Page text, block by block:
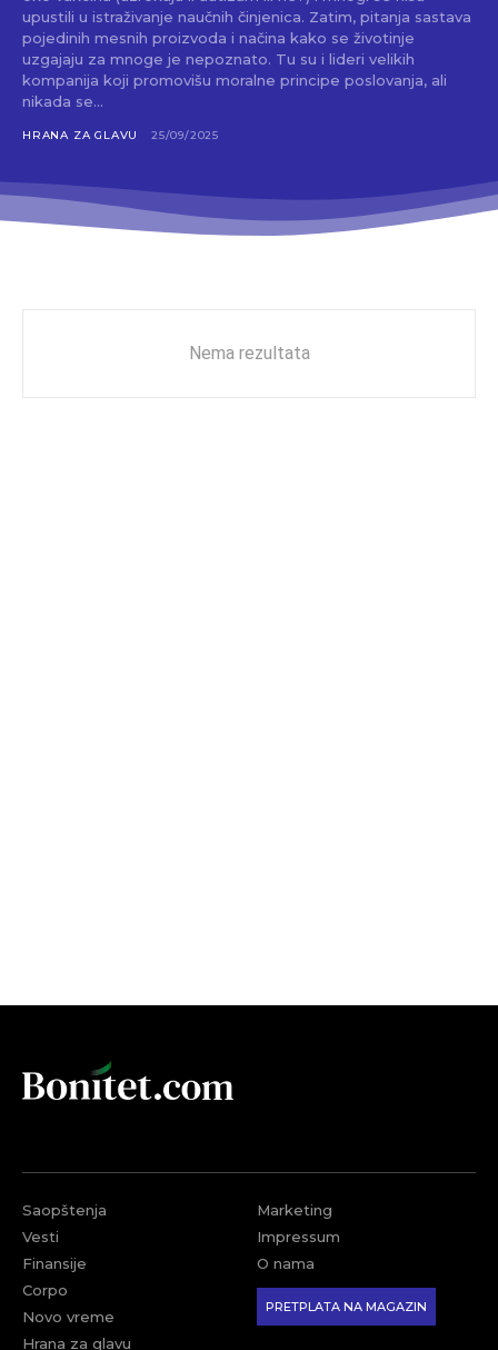
upustili u istraživanje naučnih činjenica. Zatim, pitanja sastava
pojedinih mesnih proizvoda i načina kako se životinje
uzgajaju za mnoge je nepoznato. Tu su i lideri velikih
kompanija koji promovišu moralne principe poslovanja, ali
nikada se...
HRANA ZA GLAVU 25/09/2025
Nema rezultata
Saopštenja
Vesti
Finansije
Corpo
Novo vreme
Hrana za glavu
Marketing
Impressum
O nama
PRETPLATA NA MAGAZIN